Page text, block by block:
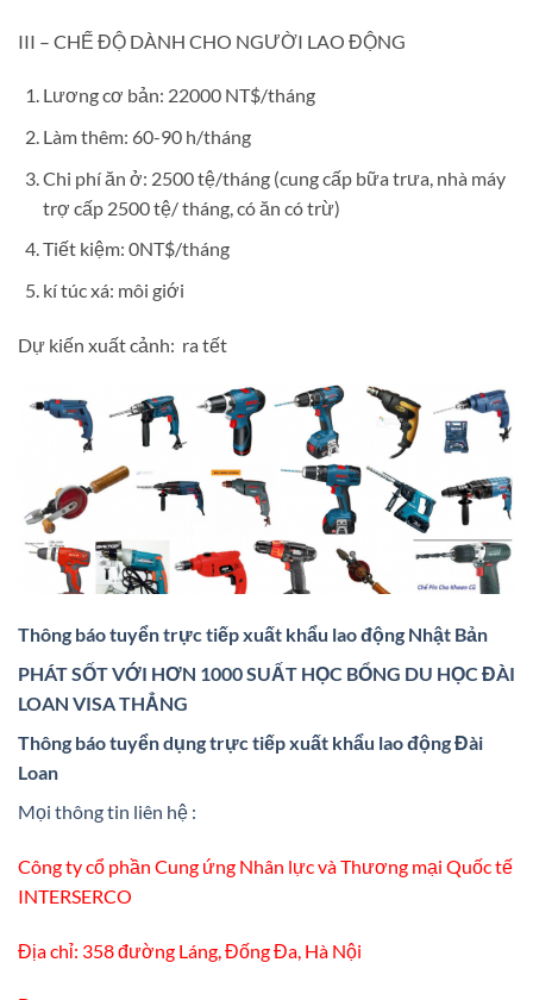
III – CHẾ ĐỘ DÀNH CHO NGƯỜI LAO ĐỘNG
Lương cơ bản: 22000 NT$/tháng
Làm thêm: 60-90 h/tháng
Chi phí ăn ở: 2500 tệ/tháng (cung cấp bữa trưa, nhà máy
trợ cấp 2500 tệ/ tháng, có ăn có trừ)
Tiết kiệm: 0NT$/tháng
kí túc xá: môi giới
Dự kiến xuất cảnh: ra tết
Thông báo tuyển trực tiếp xuất khẩu lao động Nhật Bản
PHÁT SỐT VỚI HƠN 1000 SUẤT HỌC BỔNG DU HỌC ĐÀI
LOAN VISA THẲNG
Thông báo tuyển dụng trực tiếp xuất khẩu lao động Đài
Loan
Mọi thông tin liên hệ :
Công ty cổ phần Cung ứng Nhân lực và Thương mại Quốc tế
INTERSERCO
Địa chỉ: 358 đường Láng, Đống Đa, Hà Nội